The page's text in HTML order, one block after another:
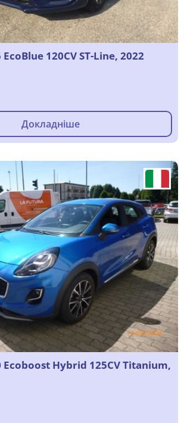
120CV ST-Line, 2022
Докладніше
Ecoboost Hybrid 125CV Titanium,